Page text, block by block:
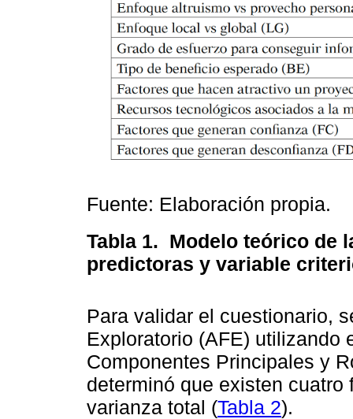
Fuente: Elaboración propia.
Tabla 1. Modelo teórico de
predictoras y variable
Para validar el cuestionario,
Exploratorio (AFE) utilizando
Componentes Principales y
determinó que existen
varianza total (Tabla 2).